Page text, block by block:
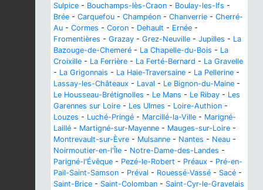
Sulpice - Bouchamps-lès-Craon - Boulay-les-Ifs -
Brée - Carquefou - Champéon - Chanverrie - Cherré-
Au - Cormes - Coron - Dehault - Ernée -
Fromentières - Grazay - Grez-Neuville - Jupilles - La
Bazouge-de-Chemeré - La Chapelle-du-Bois - La
Croixille - La Ferrière - La Ferté-Bernard - La Gravelle
- La Grigonnais - La Haie-Traversaine - La Pellerine -
Lassay-les-Châteaux - Laval - Le Bignon-du-Maine -
Le Housseau-Brétignolles - Le Mans - Le Ribay - Les
Garennes sur Loire - Les Ulmes - Loire-Authion -
Louzes - Luché-Pringé - Marcillé-la-Ville - Marigné-
Laillé - Martigné-sur-Mayenne - Mauges-sur-Loire -
Montrevault-sur-Èvre - Mulsanne - Nantes - Neau -
Noirmoutier-en-l'Île - Notre-Dame-des-Landes -
Parigné-l'Évêque - Pezé-le-Robert - Préaux - Pré-en-
Pail-Saint-Samson - Préval - Rouessé-Vassé - Sacé -
Saint-Brice - Saint-Colomban - Saint-Cyr-le-Gravelais